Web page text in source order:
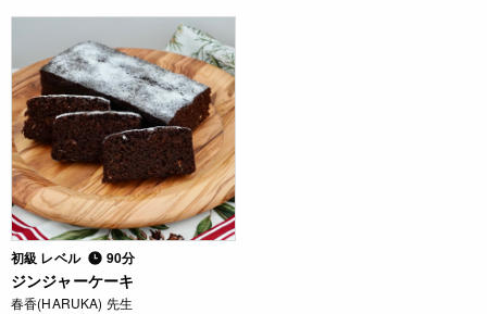
初級 レベル 90分
ジンジャーケーキ
春香(HARUKA) 先生